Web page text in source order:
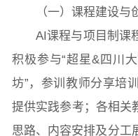
（一）课程建设与
AI课程与项目制课
积极参与“超星&四川
坊”，参训教师分享培
提供实践参考；各相关
思路、内容安排及分工